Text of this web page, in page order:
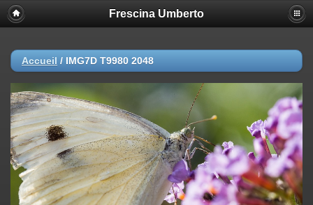
Frescina Umberto
Accueil / IMG7D T9980 2048